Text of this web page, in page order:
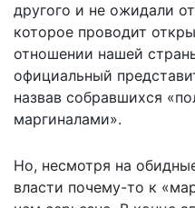
другого и не ожидали
которое проводит
отношении нашей
официальный
назвав собравшихся
маргиналами».
Но, несмотря на
власти почему-то к